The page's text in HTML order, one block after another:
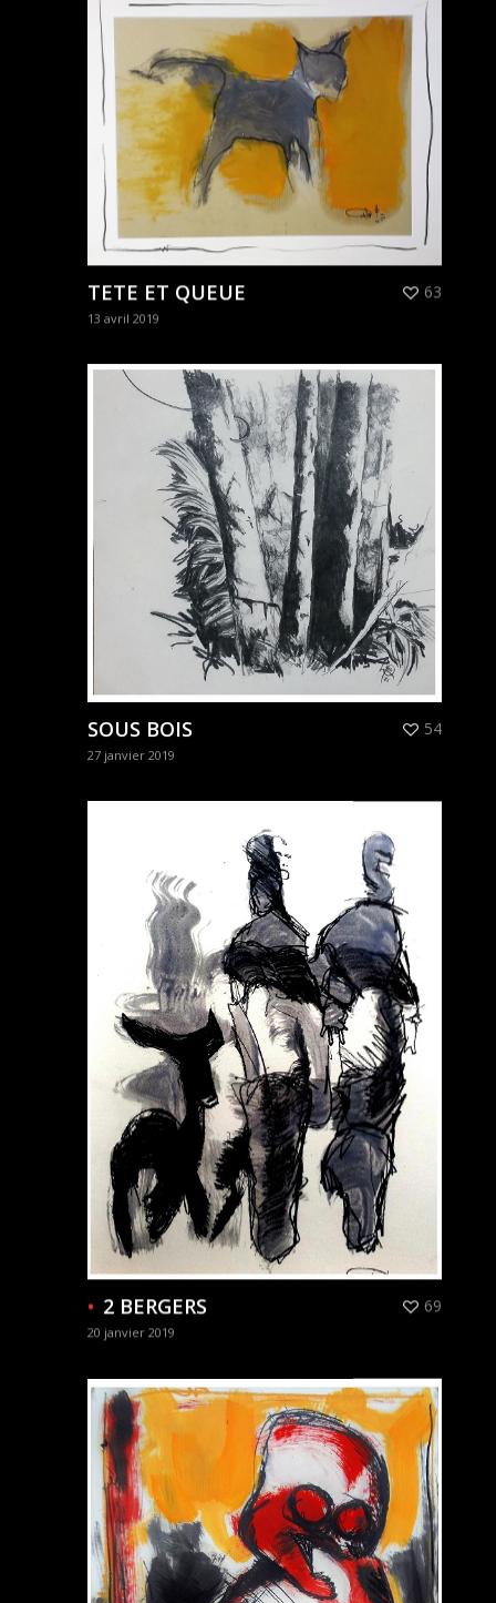
TETE ET QUEUE
13 avril 2019
63
SOUS BOIS
27 janvier 2019
54
2 BERGERS
20 janvier 2019
69